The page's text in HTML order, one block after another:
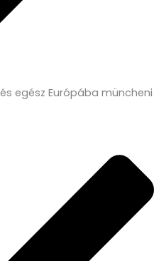
egész Európába müncheni